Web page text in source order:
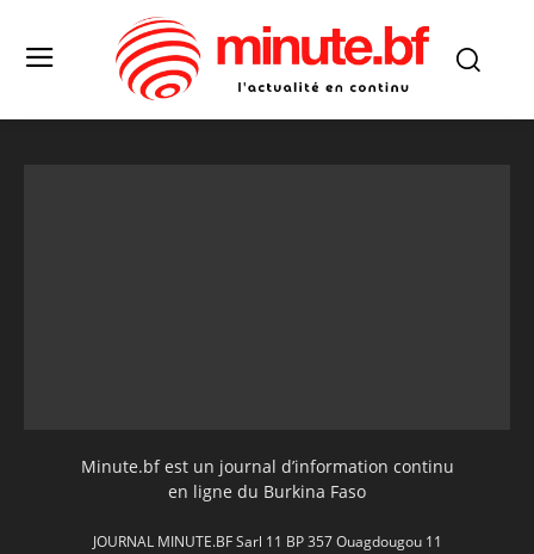
Minute.bf est un journal d’information continu
en ligne du Burkina Faso
JOURNAL MINUTE.BF Sarl 11 BP 357 Ouagdougou 11